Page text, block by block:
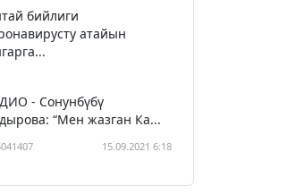
бийлиги
атайын
- Сонунбүбү
“Мен жазган Ка...
15.09.2021 6:18